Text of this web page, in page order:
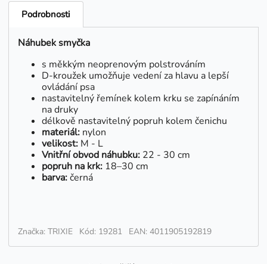
Podrobnosti
Náhubek smyčka
s měkkým neoprenovým polstrováním
D-kroužek umožňuje vedení za hlavu a lepší
ovládání psa
nastavitelný řemínek kolem krku se zapínáním
na druky
délkově nastavitelný popruh kolem čenichu
materiál: nylon
velikost: M - L
Vnitřní obvod náhubku: 22 - 30 cm
popruh na krk: 18–30 cm
barva:černá
Značka: TRIXIE Kód: 19281 EAN: 4011905192819